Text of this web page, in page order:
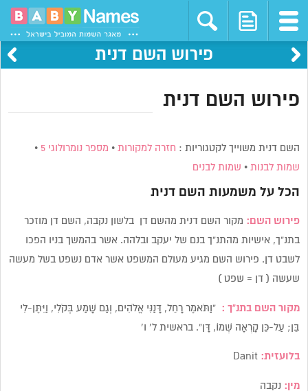
פירוש השם דנית
פירוש השם דנית
השם דנית משוייך לקטגוריות : חזרה למקורות • מספר נומרולוגי 5 •
שמות לבנות • שמות לבנים
הכל על משמעות השםדנית
פירוש השם: מקור השם דנית מהשם דן בלשון נקבה, השם דן מוזכר
בתנ”ך, אישיות מהתנ”ך בנם של יעקב ובלהה. אשר בהמשך בניו הפכו
לשבט דן. פירוש השם מגיע מעולם המשפט אשר אדם נשפט בשל מעשה
שעשה ( דן = שפט )
מקור השם בתנ”ך : “וַתֹּאמֶר רָחֵל, דָּנַנִּי אֱלֹהִים, וְגַם שָׁמַע בְּקֹלִי, וַיִּתֶּן-לִי
בֵּן; עַל-כֵּן קָרְאָה שְׁמוֹ, דָּן”. בראשית ל’ ו’
בלועזית: Danit
מין: נקבה